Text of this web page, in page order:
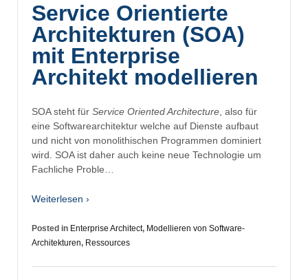
Service Orientierte
Architekturen (SOA)
mit Enterprise
Architekt modellieren
SOA steht für Service Oriented Architecture , also für
eine Softwarearchitektur welche auf Dienste aufbaut
und nicht von monolithischen Programmen dominiert
wird. SOA ist daher auch keine neue Technologie um
Fachliche Proble…
Weiterlesen ›
Posted in Enterprise Architect, Modellieren von Software-
Architekturen, Ressources